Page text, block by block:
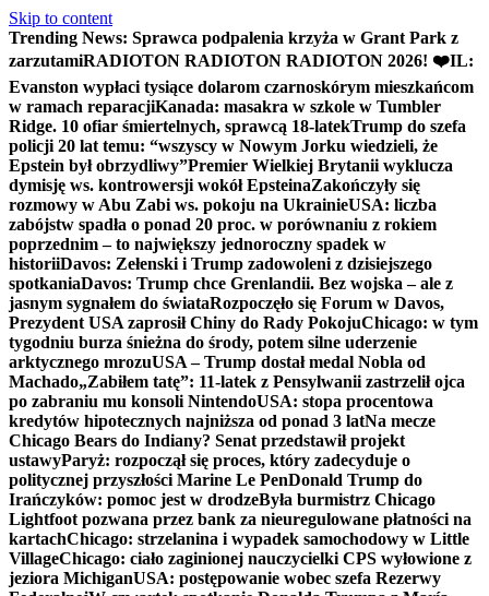
Skip to content
Trending News: Sprawca podpalenia krzyża w Grant Park z
zarzutamiRADIOTON RADIOTON RADIOTON 2026! ❤️IL:
Evanston wypłaci tysiące dolarom czarnoskórym mieszkańcom
w ramach reparacjiKanada: masakra w szkole w Tumbler
Ridge. 10 ofiar śmiertelnych, sprawcą 18-latekTrump do szefa
policji 20 lat temu: “wszyscy w Nowym Jorku wiedzieli, że
Epstein był obrzydliwy”Premier Wielkiej Brytanii wyklucza
dymisję ws. kontrowersji wokół EpsteinaZakończyły się
rozmowy w Abu Zabi ws. pokoju na UkrainieUSA: liczba
zabójstw spadła o ponad 20 proc. w porównaniu z rokiem
poprzednim – to największy jednoroczny spadek w
historiiDavos: Zełenski i Trump zadowoleni z dzisiejszego
spotkaniaDavos: Trump chce Grenlandii. Bez wojska – ale z
jasnym sygnałem do świataRozpoczęło się Forum w Davos,
Prezydent USA zaprosił Chiny do Rady PokojuChicago: w tym
tygodniu burza śnieżna do środy, potem silne uderzenie
arktycznego mrozuUSA – Trump dostał medal Nobla od
Machado„Zabiłem tatę”: 11-latek z Pensylwanii zastrzelił ojca
po zabraniu mu konsoli NintendoUSA: stopa procentowa
kredytów hipotecznych najniższa od ponad 3 latNa mecze
Chicago Bears do Indiany? Senat przedstawił projekt
ustawyParyż: rozpoczął się proces, który zadecyduje o
politycznej przyszłości Marine Le PenDonald Trump do
Irańczyków: pomoc jest w drodzeByła burmistrz Chicago
Lightfoot pozwana przez bank za nieuregulowane płatności na
kartachChicago: strzelanina i wypadek samochodowy w Little
VillageChicago: ciało zaginionej nauczycielki CPS wyłowione z
jeziora MichiganUSA: postępowanie wobec szefa Rezerwy